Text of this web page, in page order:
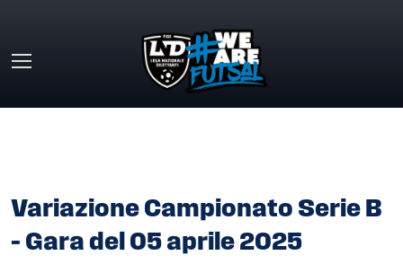
Variazione Campionato Serie B
– Gara del 05 aprile 2025